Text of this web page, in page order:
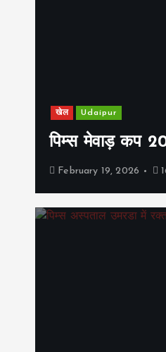
खेल Udaipur
पिम्स मेवाड़ कप
February 19, 2026